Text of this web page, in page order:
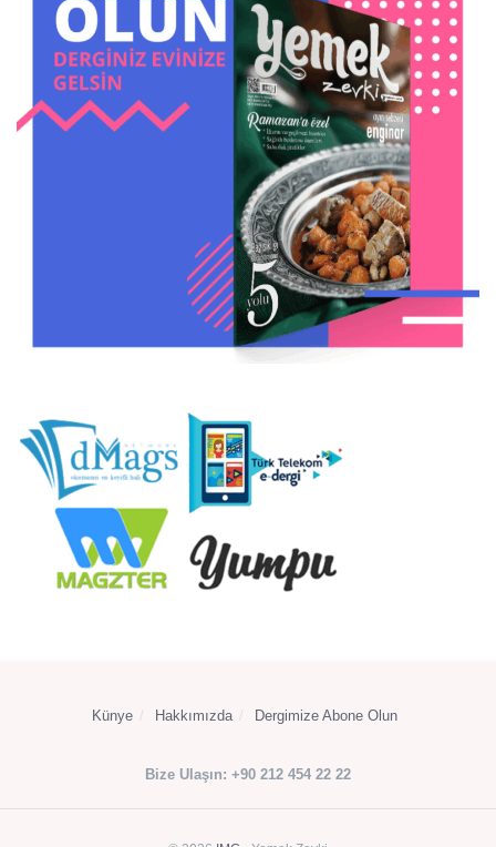
Künye Hakkımızda Dergimize Abone Olun
Bize Ulaşın: +90 212 454 22 22